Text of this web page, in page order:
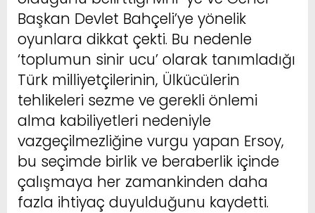
Başkan Devlet Bahçeli’ye yönelik
oyunlara dikkat çekti. Bu nedenle
‘toplumun sinir ucu’ olarak tanımladığı
Türk milliyetçilerinin, Ülkücülerin
tehlikeleri sezme ve gerekli önlemi
alma kabiliyetleri nedeniyle
vazgeçilmezliğine vurgu yapan Ersoy,
bu seçimde birlik ve beraberlik içinde
çalışmaya her zamankinden daha
fazla ihtiyaç duyulduğunu kaydetti.